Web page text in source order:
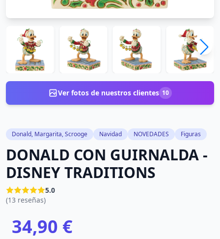
Ver fotos de nuestros clientes 10
Donald, Margarita, Scrooge Navidad NOVEDADES Figuras
DONALD CON GUIRNALDA -
DISNEY TRADITIONS
5.0
(13 reseñas)
34,90 €